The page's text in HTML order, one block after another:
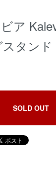
ア
タンド
SOLD OUT